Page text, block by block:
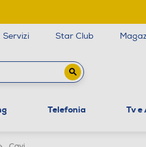
Servizi Star Club
Telefonia Tv e